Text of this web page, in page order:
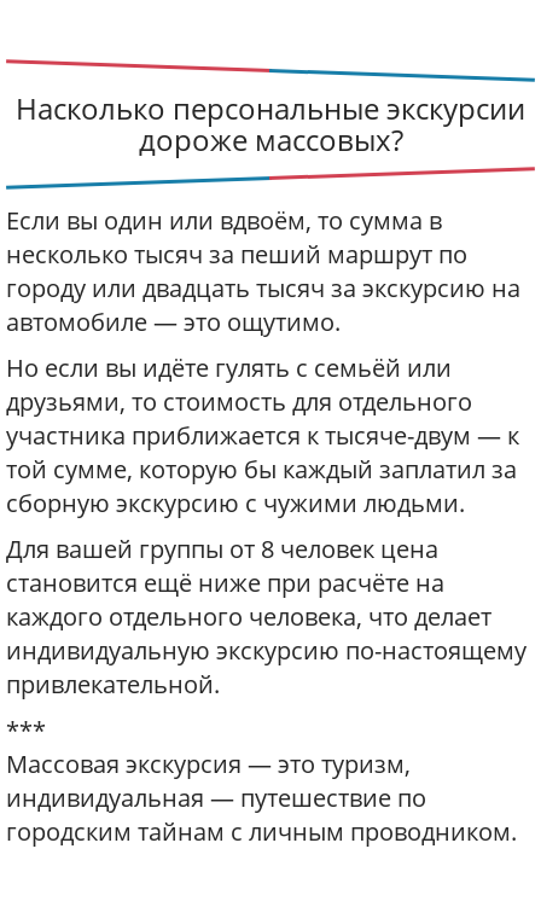
Насколько персональные экскурсии
дороже массовых?
Если вы один или вдвоём, то сумма в
несколько тысяч за пеший маршрут по
городу или двадцать тысяч за экскурсию на
автомобиле — это ощутимо.
Но если вы идёте гулять с семьёй или
друзьями, то стоимость для отдельного
участника приближается к тысяче-двум — к
той сумме, которую бы каждый заплатил за
сборную экскурсию с чужими людьми.
Для вашей группы от 8 человек цена
становится ещё ниже при расчёте на
каждого отдельного человека, что делает
индивидуальную экскурсию по-настоящему
привлекательной.
***
Массовая экскурсия — это туризм,
индивидуальная — путешествие по
городским тайнам с личным проводником.